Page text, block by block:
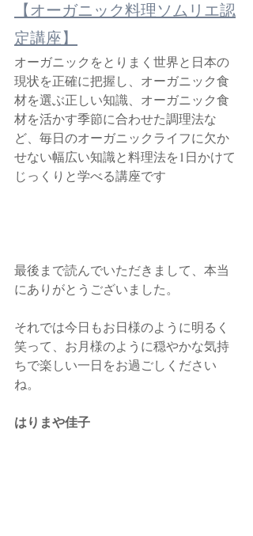
【オーガニック料理ソムリエ認
定講座】
オーガニックをとりまく世界と日本の
現状を正確に把握し、オーガニック食
材を選ぶ正しい知識、オーガニック食
材を活かす季節に合わせた調理法な
ど、毎日のオーガニックライフに欠か
せない幅広い知識と料理法を1日かけて
じっくりと学べる講座です
最後まで読んでいただきまして、本当
にありがとうございました。
それでは今日もお日様のように明るく
笑って、お月様のように穏やかな気持
ちで楽しい一日をお過ごしください
ね。
はりまや佳子